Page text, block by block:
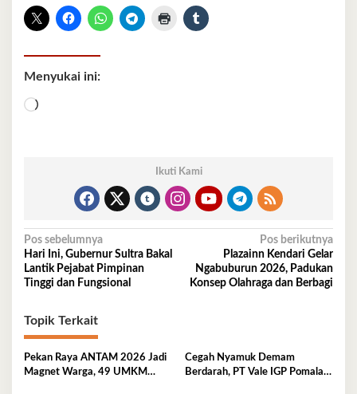
Menyukai ini:
Memuat...
Ikuti Kami
Navigasi
pos
Pos sebelumnya
Hari Ini, Gubernur Sultra Bakal
Lantik Pejabat Pimpinan
Tinggi dan Fungsional
Pos berikutnya
Plazainn Kendari Gelar
Ngabuburun 2026, Padukan
Konsep Olahraga dan Berbagi
Topik Terkait
Pekan Raya ANTAM 2026 Jadi
Magnet Warga, 49 UMKM
Cegah Nyamuk Demam
Berdarah, PT Vale IGP Pomalaa